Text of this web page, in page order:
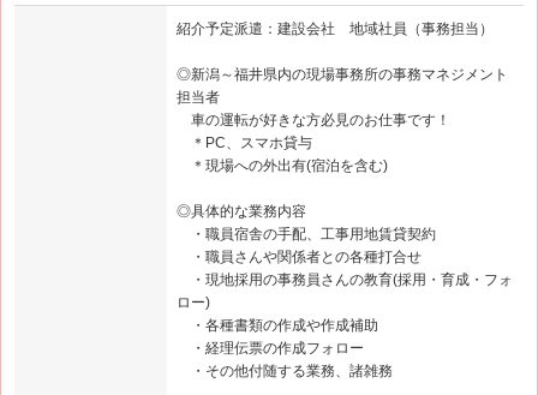
紹介予定派遣：建設会社 地域社員（事務担当）
◎新潟～福井県内の現場事務所の事務マネジメント
担当者
車の運転が好きな方必見のお仕事です！
＊PC、スマホ貸与
＊現場への外出有(宿泊を含む)
◎具体的な業務内容
・職員宿舎の手配、工事用地賃貸契約
・職員さんや関係者との各種打合せ
・現地採用の事務員さんの教育(採用・育成・フォ
ロー)
・各種書類の作成や作成補助
・経理伝票の作成フォロー
・その他付随する業務、諸雑務